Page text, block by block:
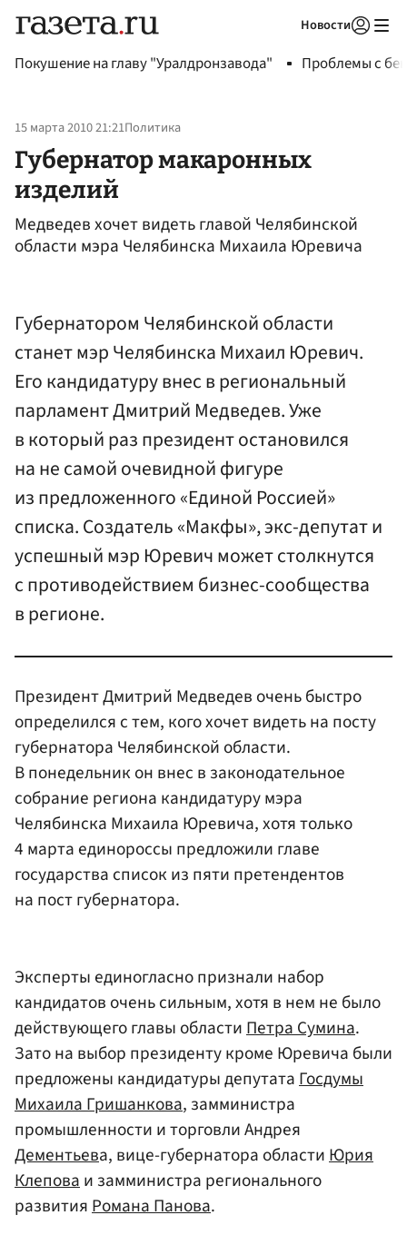
Новости
Покушение на главу "Уралдронзавода" Проблемы с
15 марта 2010 21:21Политика
Губернатор макаронных
изделий
Медведев хочет видеть главой Челябинской
области мэра Челябинска Михаила Юревича
Губернатором Челябинской области
станет мэр Челябинска Михаил Юревич.
Его кандидатуру внес в региональный
парламент Дмитрий Медведев. Уже
в который раз президент остановился
на не самой очевидной фигуре
из предложенного «Единой Россией»
списка. Создатель «Макфы», экс-депутат и
успешный мэр Юревич может столкнутся
с противодействием бизнес-сообщества
в регионе.
Президент Дмитрий Медведев очень быстро
определился с тем, кого хочет видеть на посту
губернатора Челябинской области.
В понедельник он внес в законодательное
собрание региона кандидатуру мэра
Челябинска Михаила Юревича, хотя только
4 марта единороссы предложили главе
государства список из пяти претендентов
на пост губернатора.
Эксперты единогласно признали набор
кандидатов очень сильным, хотя в нем не было
действующего главы областиПетра Сумина.
Зато на выбор президенту кроме Юревича были
предложены кандидатуры депутатаГосдумы
Михаила Гришанкова, замминистра
промышленности и торговли Андрея
Дементьева, вице-губернатора областиЮрия
Клеповаи замминистра регионального
развитияРомана Панова.